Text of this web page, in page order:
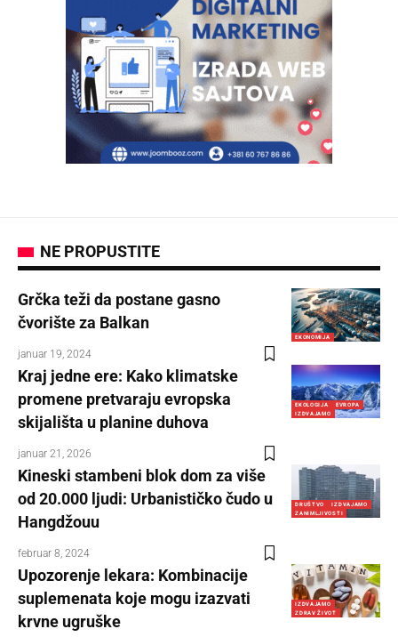
NE PROPUSTITE
EKONOMIJA
Grčka teži da postane gasno
čvorište za Balkan
januar 19, 2024
EKOLOGIJA
EVROPA
IZDVAJAMO
Kraj jedne ere: Kako klimatske
promene pretvaraju evropska
skijališta u planine duhova
januar 21, 2026
DRUŠTVO
IZDVAJAMO
ZANIMLJIVOSTI
Kineski stambeni blok dom za više
od 20.000 ljudi: Urbanističko čudo u
Hangdžouu
februar 8, 2024
IZDVAJAMO
ZDRAV ŽIVOT
Upozorenje lekara: Kombinacije
suplemenata koje mogu izazvati
krvne ugruške